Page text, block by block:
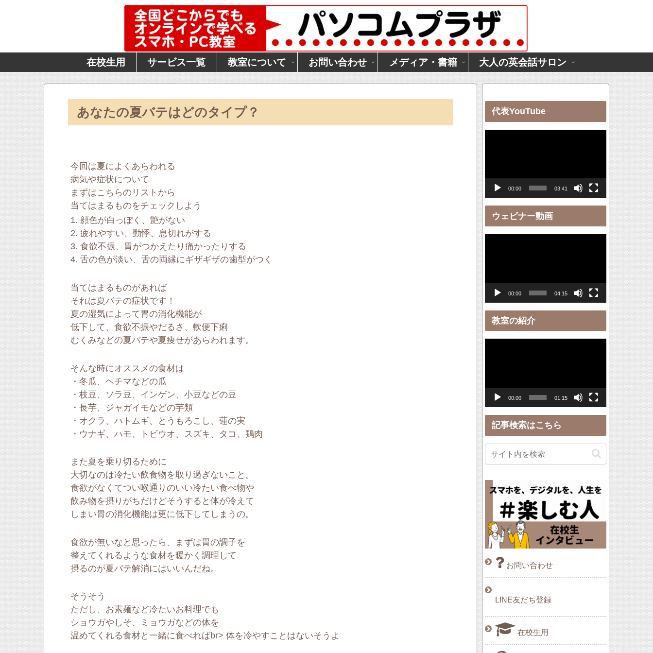
在校生用 サービス一覧 教室について お問い合わせ メディア・書籍 大人の英会話サロン
あなたの夏バテはどのタイプ？
今回は夏によくあらわれる
病気や症状について
まずはこちらのリストから
当てはまるものをチェックしよう
1. 顔色が白っぽく、艶がない
2. 疲れやすい、動悸、息切れがする
3. 食欲不振、胃がつかえたり痛かったりする
4. 舌の色が淡い、舌の両縁にギザギザの歯型がつく
当てはまるものがあれば
それは夏バテの症状です！
夏の湿気によって胃の消化機能が
低下して、食欲不振やだるさ、軟便下痢
むくみなどの夏バテや夏痩せがあらわれます。
そんな時にオススメの食材は
・冬瓜、ヘチマなどの瓜
・枝豆、ソラ豆、インゲン、小豆などの豆
・長芋、ジャガイモなどの芋類
・オクラ、ハトムギ、とうもろこし、蓮の実
・ウナギ、ハモ、トビウオ、スズキ、タコ、鶏肉
また夏を乗り切るために
大切なのは冷たい飲食物を取り過ぎないこと。
食欲がなくてつい喉通りのいい冷たい食べ物や
飲み物を摂りがちだけどそうすると体が冷えて
しまい胃の消化機能は更に低下してしまうの。
食欲が無いなと思ったら、まずは胃の調子を
整えてくれるような食材を暖かく調理して
摂るのが夏バテ解消にはいいんだね。
そうそう
ただし、お素麺など冷たいお料理でも
ショウガやしそ、ミョウガなどの体を
温めてくれる食材と一緒に食べればbr> 体を冷やすことはないそうよ
代表YouTube
レ
ヤ
00:00 03:41
ウェビナー動画
レ
ヤ
ー
00:00 04:15
教室の紹介
レ
ヤ
ー
00:00 01:15
記事検索はこちら
お問い合わせ
LINE友だち登録
在校生用